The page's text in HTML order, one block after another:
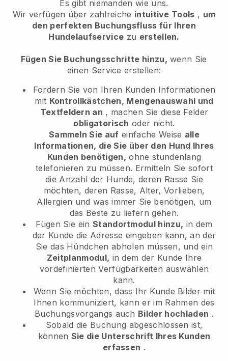
Es gibt niemanden wie uns.
Wir verfügen über zahlreiche intuitive Tools , um
den perfekten Buchungsfluss für Ihren
Hundelaufservice zu erstellen.
Fügen Sie Buchungsschritte hinzu, wenn Sie
einen Service erstellen:
Fordern Sie von Ihren Kunden Informationen
mit Kontrollkästchen, Mengenauswahl und
Textfeldern an , machen Sie diese Felder
obligatorisch oder nicht.
Sammeln Sie auf einfache Weise alle
Informationen, die Sie über den Hund Ihres
Kunden benötigen, ohne stundenlang
telefonieren zu müssen. Ermitteln Sie sofort
die Anzahl der Hunde, deren Rasse Sie
möchten, deren Rasse, Alter, Vorlieben,
Allergien und was immer Sie benötigen, um
das Beste zu liefern gehen.
Fügen Sie ein Standortmodul hinzu, in dem
der Kunde die Adresse eingeben kann, an der
Sie das Hündchen abholen müssen, und ein
Zeitplanmodul, in dem der Kunde Ihre
vordefinierten Verfügbarkeiten auswählen
kann.
Wenn Sie möchten, dass Ihr Kunde Bilder mit
Ihnen kommuniziert, kann er im Rahmen des
Buchungsvorgangs auch Bilder hochladen .
Sobald die Buchung abgeschlossen ist,
können Sie die Unterschrift Ihres Kunden
erfassen .